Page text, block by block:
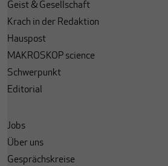
Geist & Gesellschaft
Krach in der Redaktion
Hauspost
MAKROSKOP science
Schwerpunkt
Editorial
Jobs
Über uns
Gesprächskreise